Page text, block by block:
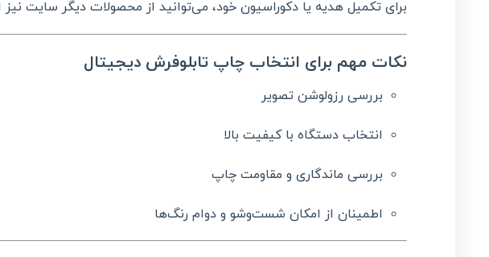
برای تکمیل هدیه یا دکوراسیون خود، می‌توانید از محصولات دیگر سایت نیز
نکات مهم برای انتخاب چاپ تابلوفرش دیجیتال
بررسی رزولوشن تصویر
انتخاب دستگاه با کیفیت بالا
بررسی ماندگاری و مقاومت چاپ
اطمینان از امکان شست‌وشو و دوام رنگ‌ها